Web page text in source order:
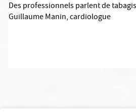
Des professionnels parlent de
Guillaume Manin, cardiologue